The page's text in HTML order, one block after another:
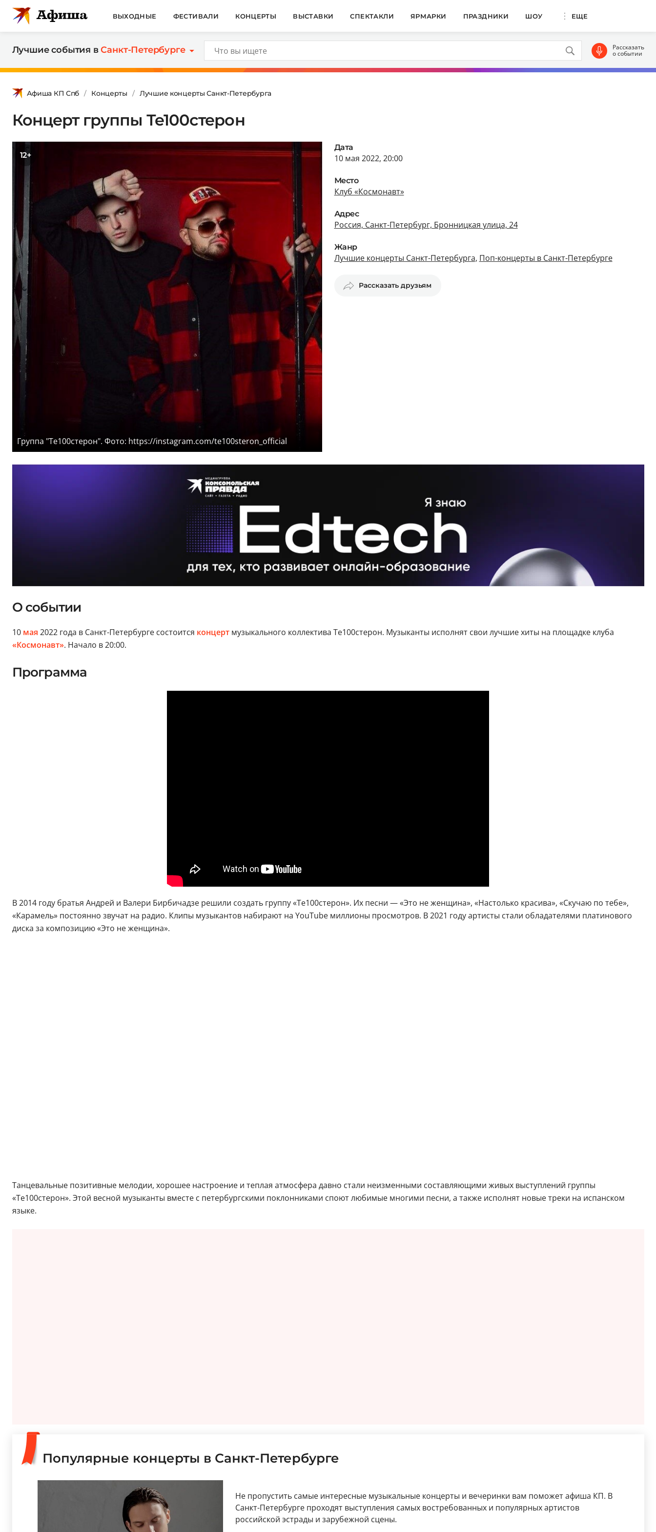
ВЫХОДНЫЕ ФЕСТИВАЛИ КОНЦЕРТЫ ВЫСТАВКИ СПЕКТАКЛИ ЯРМАРКИ ПРАЗДНИКИ ШОУ ЕЩЕ
Лучшие события вСанкт-Петербурге Рассказать
о событии
Афиша КП Спб Концерты Лучшие концерты Санкт-Петербурга
Концерт группы Те100стерон
12+
Группа "Те100стерон". Фото: https://instagram.com/te100steron_official
Дата
10 мая 2022, 20:00
Место
Клуб «Космонавт»
Адрес
Россия, Санкт-Петербург, Бронницкая улица, 24
Жанр
Лучшие концерты Санкт-Петербурга, Поп-концерты в Санкт-Петербурге
Рассказать друзьям
О событии
10 мая 2022 года в Санкт-Петербурге состоится концерт музыкального коллектива Те100стерон. Музыканты исполнят свои лучшие хиты на площадке клуба
«Космонавт». Начало в 20:00.
Программа
В 2014 году братья Андрей и Валери Бирбичадзе решили создать группу «Те100стерон». Их песни — «Это не женщина», «Настолько красива», «Скучаю по тебе»,
«Карамель» постоянно звучат на радио. Клипы музыкантов набирают на YouTube миллионы просмотров. В 2021 году артисты стали обладателями платинового
диска за композицию «Это не женщина».
Танцевальные позитивные мелодии, хорошее настроение и теплая атмосфера давно стали неизменными составляющими живых выступлений группы
«Те100стерон». Этой весной музыканты вместе с петербургскими поклонниками споют любимые многими песни, а также исполнят новые треки на испанском
языке.
Популярные концерты в Санкт-Петербурге
Не пропустить самые интересные музыкальные концерты и вечеринки вам поможет афиша КП. В
Санкт-Петербурге проходят выступления самых востребованных и популярных артистов
российской эстрады и зарубежной сцены.